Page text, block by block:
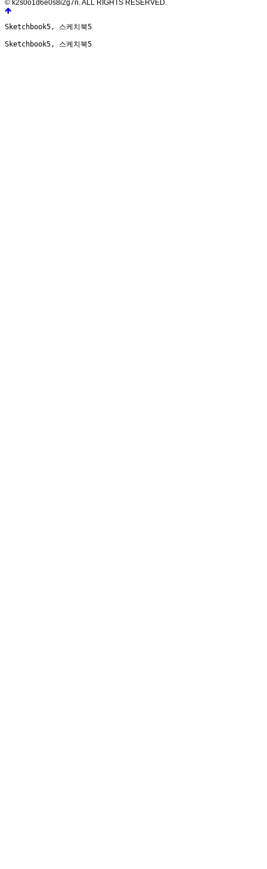
© k2s0o1d6e0s8i2g7n. ALL RIGHTS RESERVED.
Sketchbook5, 스케치북5
Sketchbook5, 스케치북5